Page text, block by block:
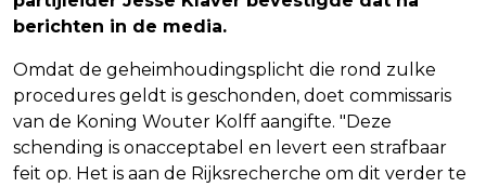
berichten in de media.
Omdat de geheimhoudingsplicht die rond zulke
procedures geldt is geschonden, doet commissaris
van de Koning Wouter Kolff aangifte. "Deze
schending is onacceptabel en levert een strafbaar
feit op. Het is aan de Rijksrecherche om dit verder te